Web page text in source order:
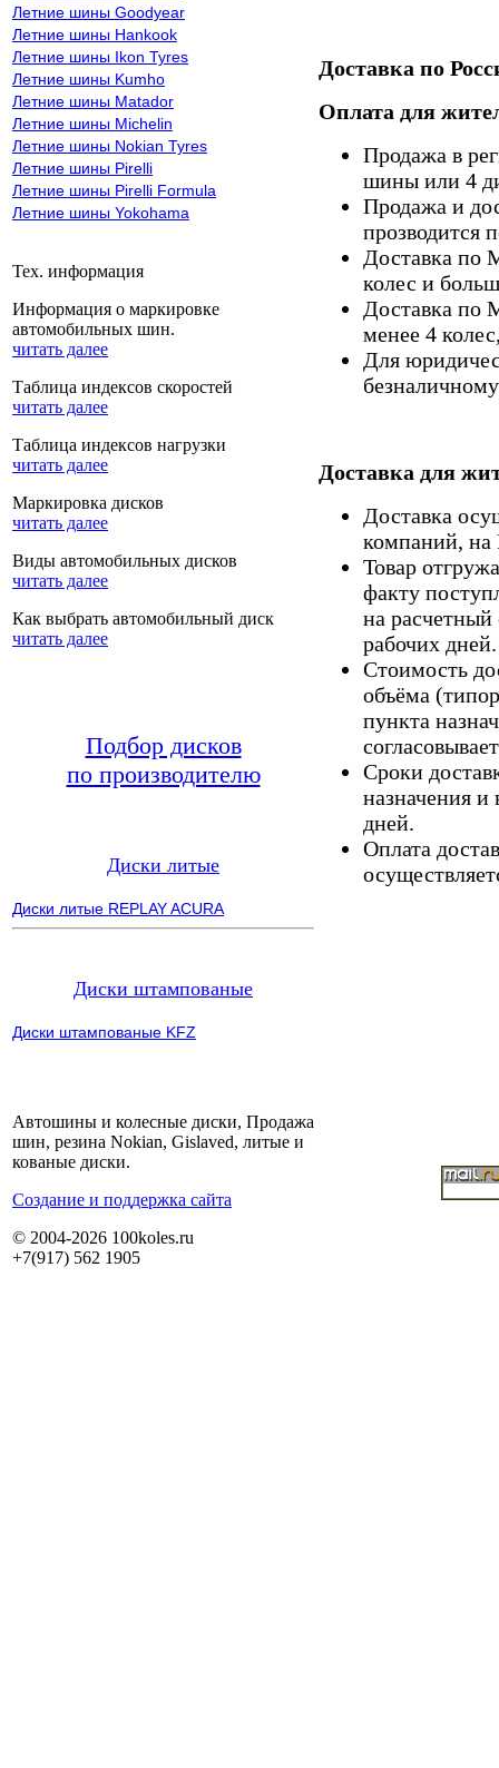
Летние шины Goodyear
Летние шины Hankook
Летние шины Ikon Tyres
Летние шины Kumho
Летние шины Matador
Летние шины Michelin
Летние шины Nokian Tyres
Летние шины Pirelli
Летние шины Pirelli Formula
Летние шины Yokohama
Тех. информация
Информация о маркировке
автомобильных шин.
читать далее
Таблица индексов скоростей
читать далее
Таблица индексов нагрузки
читать далее
Маркировка дисков
читать далее
Виды автомобильных дисков
читать далее
Как выбрать автомобильный диск
читать далее
Подбор дисков
по производителю
Диски литые
Диски литые REPLAY ACURA
Диски штампованые
Диски штампованые KFZ
Доставка по
Оплата для
Продажа в
шины или 4
Продажа и
прозводится
Доставка по
колес и
Доставка по
менее 4
Для
Доставка для
Доставка
компаний,
Товар
факту
на расчетный
рабочих дней.
Стоимость
объёма
пункта
Сроки
назначения и
дней.
Оплата
Автошины и колесные диски, Продажа
шин, резина Nokian, Gislaved, литые и
кованые диски.
Cоздание и поддержка сайта
© 2004-2026 100koles.ru
+7(917) 562 1905